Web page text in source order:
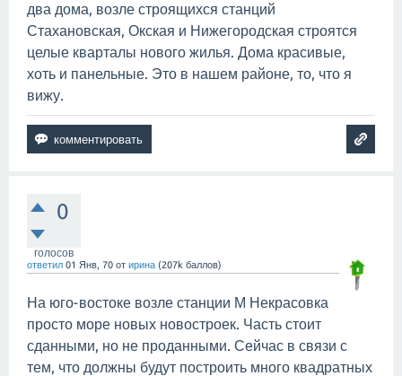
два дома, возле строящихся станций
Стахановская, Окская и Нижегородская строятся
целые кварталы нового жилья. Дома красивые,
хоть и панельные. Это в нашем районе, то, что я
вижу.
0
голосов
ответил 01 Янв, 70 от ирина (207k баллов)
На юго-востоке возле станции М Некрасовка
просто море новых новостроек. Часть стоит
сданными, но не проданными. Сейчас в связи с
тем, что должны будут построить много квадратных